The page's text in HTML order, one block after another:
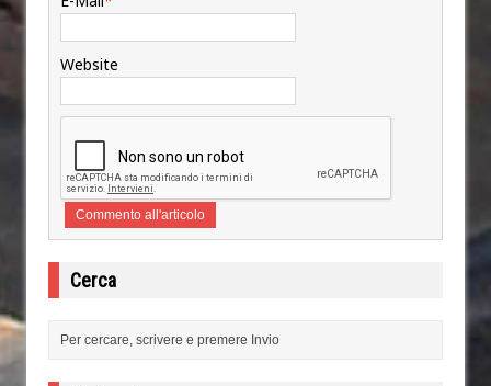
Website
Cerca